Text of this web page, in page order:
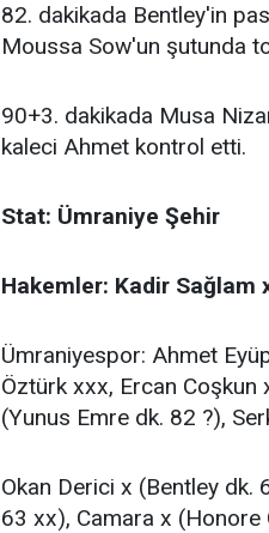
82. dakikada Bentley'in
Moussa Sow'un şutunda
90+3. dakikada Musa
kaleci Ahmet kontrol etti.
Stat: Ümraniye Şehir
Hakemler: Kadir Sağlam
Ümraniyespor: Ahmet
Öztürk xxx, Ercan Coşkun
(Yunus Emre dk. 82 ?),
Okan Derici x (Bentley
63 xx), Camara x (Honore